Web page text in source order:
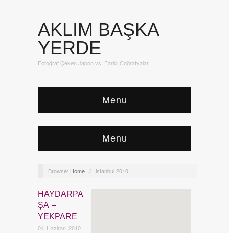
AKLIM BAŞKA
YERDE
Fotoğraf Çeken Japon vs. Farklı Coğrafyalar
Menu
Menu
Browse: Home / istanbul 2010
HAYDARPA
ŞA –
YEKPARE
04 Haziran 2010